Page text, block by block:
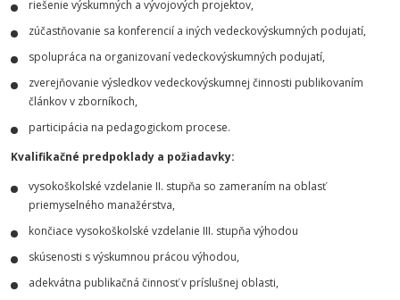
riešenie výskumných a vývojových projektov,
zúčastňovanie sa konferencií a iných vedeckovýskumných podujatí,
spolupráca na organizovaní vedeckovýskumných podujatí,
zverejňovanie výsledkov vedeckovýskumnej činnosti publikovaním
článkov v zborníkoch,
participácia na pedagogickom procese.
Kvalifikačné predpoklady a požiadavky:
vysokoškolské vzdelanie II. stupňa so zameraním na oblasť
priemyselného manažérstva,
končiace vysokoškolské vzdelanie III. stupňa výhodou
skúsenosti s výskumnou prácou výhodou,
adekvátna publikačná činnosť v príslušnej oblasti,